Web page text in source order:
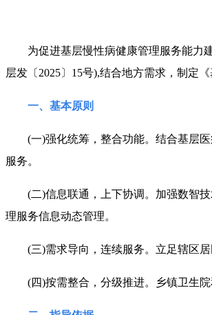
为促进基层慢性病健康管理服务能力建
层发〔2025〕15号),结合地方需求，制定
一、基本原则
(一)强化统筹，整合功能。结合基层医
服务。
(二)信息联通，上下协调。加强数智技
理服务信息动态管理。
(三)需求导向，连续服务。立足辖区居
(四)按需整合，分级推进。乡镇卫生院